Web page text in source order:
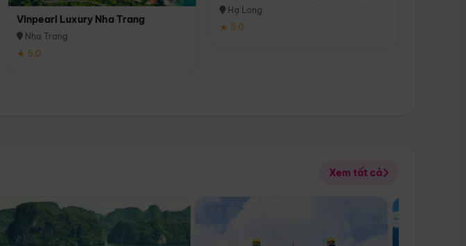
Vinpearl Luxury Nha Trang
Nha Trang
★ 5.0
Hạ Long
★ 5.0
Xem tất cả